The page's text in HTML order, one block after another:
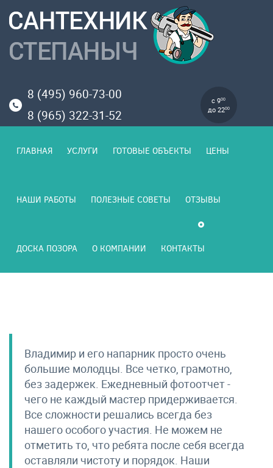
8 (495) 960-73-00
8 (965) 322-31-52
с 900
до 2200
ГЛАВНАЯ УСЛУГИ ГОТОВЫЕ ОБЪЕКТЫ ЦЕНЫ
НАШИ РАБОТЫ ПОЛЕЗНЫЕ СОВЕТЫ ОТЗЫВЫ
ДОСКА ПОЗОРА О КОМПАНИИ КОНТАКТЫ
Владимир и его напарник просто очень
большие молодцы. Все четко, грамотно,
без задержек. Ежедневный фотоотчет -
чего не каждый мастер придерживается.
Все сложности решались всегда без
нашего особого участия. Не можем не
отметить то, что ребята после себя всегда
оставляли чистоту и порядок. Наши